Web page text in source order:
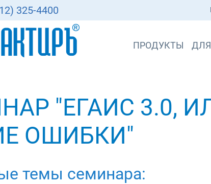
325-4400
ПРОДУКТЫ
"ЕГАИС 3.0,
ОШИБКИ"
темы семинара: